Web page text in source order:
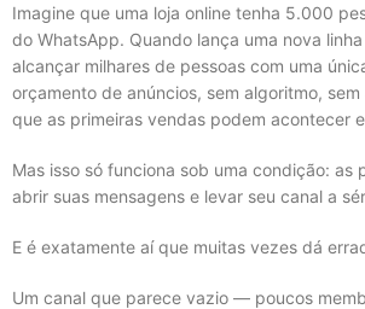
Imagine que uma loja online tenha 5.000
do WhatsApp. Quando lança uma nova
alcançar milhares de pessoas com uma
orçamento de anúncios, sem algoritmo,
que as primeiras vendas podem acontecer
Mas isso só funciona sob uma condição: as
abrir suas mensagens e levar seu canal a
E é exatamente aí que muitas vezes dá
Um canal que parece vazio — poucos